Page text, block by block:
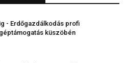
- Erdőgazdálkodás profi
küszöbén